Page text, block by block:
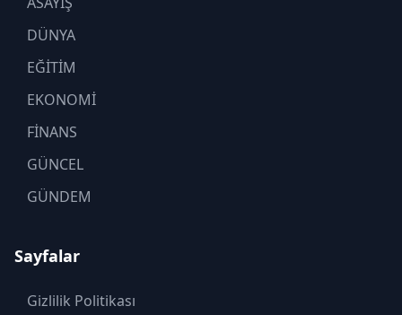
DÜNYA
EĞİTİM
EKONOMİ
FİNANS
GÜNCEL
GÜNDEM
KÜLTÜR SANAT
MAGAZİN
Sayfalar
Gizlilik Politikası